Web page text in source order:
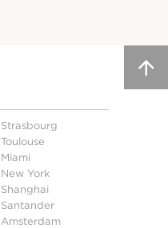
Strasbourg
Toulouse
Miami
New York
Shanghai
Santander
Amsterdam